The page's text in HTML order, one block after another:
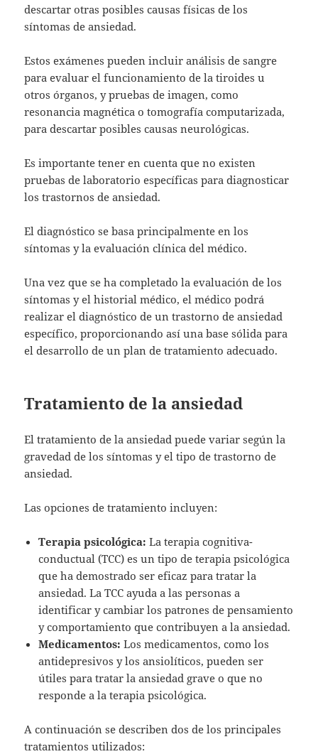
descartar otras posibles causas físicas de los
síntomas de ansiedad.
Estos exámenes pueden incluir análisis de sangre
para evaluar el funcionamiento de la tiroides u
otros órganos, y pruebas de imagen, como
resonancia magnética o tomografía computarizada,
para descartar posibles causas neurológicas.
Es importante tener en cuenta que no existen
pruebas de laboratorio específicas para diagnosticar
los trastornos de ansiedad.
El diagnóstico se basa principalmente en los
síntomas y la evaluación clínica del médico.
Una vez que se ha completado la evaluación de los
síntomas y el historial médico, el médico podrá
realizar el diagnóstico de un trastorno de ansiedad
específico, proporcionando así una base sólida para
el desarrollo de un plan de tratamiento adecuado.
Tratamiento de la ansiedad
El tratamiento de la ansiedad puede variar según la
gravedad de los síntomas y el tipo de trastorno de
ansiedad.
Las opciones de tratamiento incluyen:
Terapia psicológica: La terapia cognitiva-
conductual (TCC) es un tipo de terapia psicológica
que ha demostrado ser eficaz para tratar la
ansiedad. La TCC ayuda a las personas a
identificar y cambiar los patrones de pensamiento
y comportamiento que contribuyen a la ansiedad.
Medicamentos: Los medicamentos, como los
antidepresivos y los ansiolíticos, pueden ser
útiles para tratar la ansiedad grave o que no
responde a la terapia psicológica.
A continuación se describen dos de los principales
tratamientos utilizados: